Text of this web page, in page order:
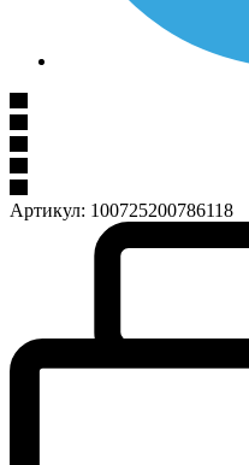
Артикул: 100725200786118